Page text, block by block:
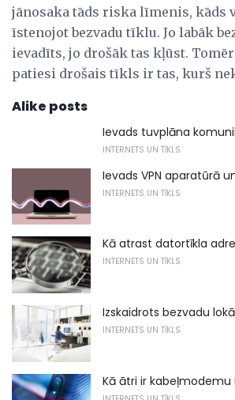
jānosaka tāds riska līmenis, kāds
īstenojot bezvadu tīklu. Jo labāk
ievadīts, jo drošāk tas kļūst.
patiesi drošais tīkls ir tas, kurš
Alike posts
Ievads tuvplāna
INTERNETS UN TĪKLS
Ievads VPN aparatūrā
INTERNETS UN TĪKLS
Kā atrast datortīkla
INTERNETS UN TĪKLS
Izskaidrots bezvadu
INTERNETS UN TĪKLS
Kā ātri ir kabeļmodemu